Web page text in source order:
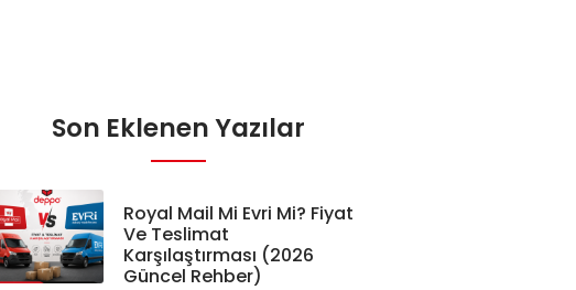
Son Eklenen Yazılar
Royal Mail Mi Evri Mi? Fiyat
Ve Teslimat
Karşılaştırması (2026
Güncel Rehber)